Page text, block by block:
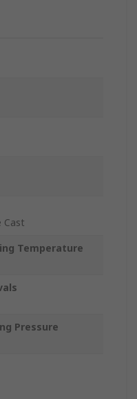
Cast
Temperature
Pressure